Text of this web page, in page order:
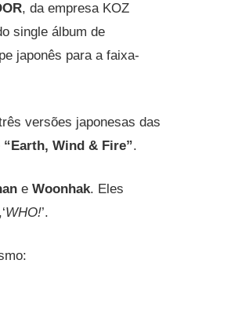
, da empresa KOZ
single álbum de
japonês para a faixa-
versões japonesas das
Wind & Fire”.
eWoonhak. Eles
WHO!’.